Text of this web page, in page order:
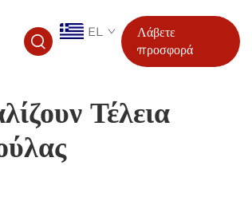
EL
Λάβετε
προσφορά
Τέλεια